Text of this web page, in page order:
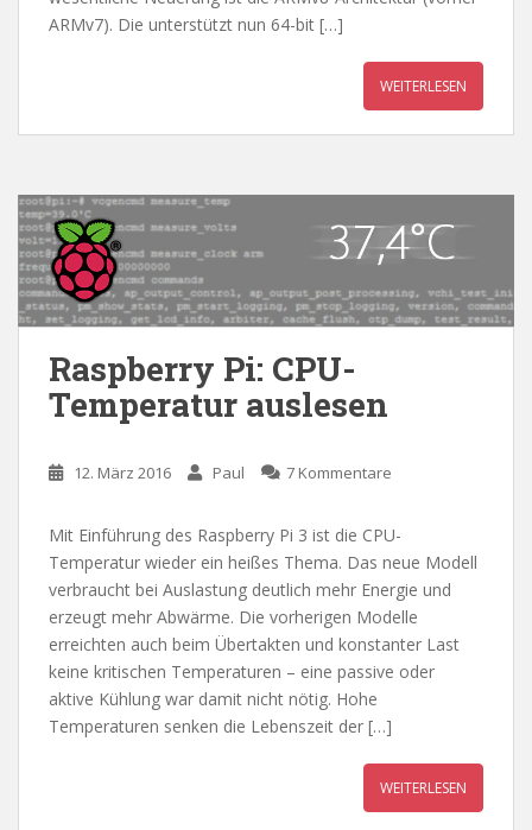
ARMv7). Die unterstützt nun 64-bit […]
WEITERLESEN
Raspberry Pi: CPU-
Temperatur auslesen
12. März 2016 Paul 7 Kommentare
Mit Einführung des Raspberry Pi 3 ist die CPU-
Temperatur wieder ein heißes Thema. Das neue Modell
verbraucht bei Auslastung deutlich mehr Energie und
erzeugt mehr Abwärme. Die vorherigen Modelle
erreichten auch beim Übertakten und konstanter Last
keine kritischen Temperaturen – eine passive oder
aktive Kühlung war damit nicht nötig. Hohe
Temperaturen senken die Lebenszeit der […]
WEITERLESEN